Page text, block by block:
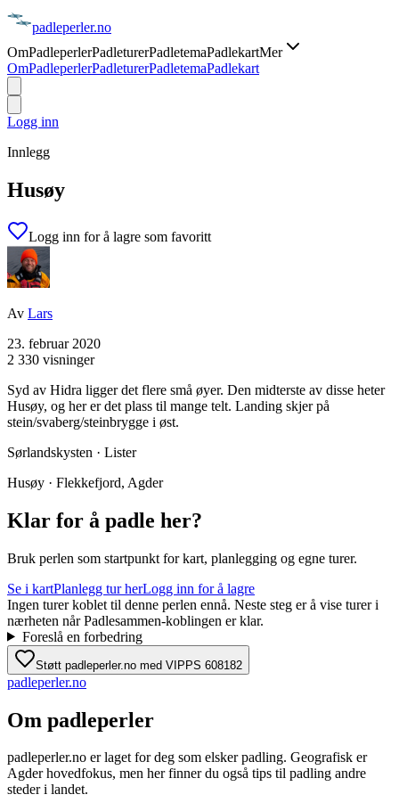
padleperler.no
OmPadleperlerPadleturerPadletemaPadlekartMer
OmPadleperlerPadleturerPadletemaPadlekart
Logg inn
Innlegg
Husøy
Logg inn for å lagre som favoritt
Av Lars
23. februar 2020
2 330 visninger
Syd av Hidra ligger det flere små øyer. Den midterste av disse heter
Husøy, og her er det plass til mange telt. Landing skjer på
stein/svaberg/steinbrygge i øst.
Sørlandskysten · Lister
Husøy · Flekkefjord, Agder
Klar for å padle her?
Bruk perlen som startpunkt for kart, planlegging og egne turer.
Se i kartPlanlegg tur herLogg inn for å lagre
Ingen turer koblet til denne perlen ennå. Neste steg er å vise turer i
nærheten når Padlesammen-koblingen er klar.
Foreslå en forbedring
Støtt padleperler.no med VIPPS 608182
padleperler.no
Om padleperler
padleperler.no er laget for deg som elsker padling. Geografisk er
Agder hovedfokus, men her finner du også tips til padling andre
steder i landet.